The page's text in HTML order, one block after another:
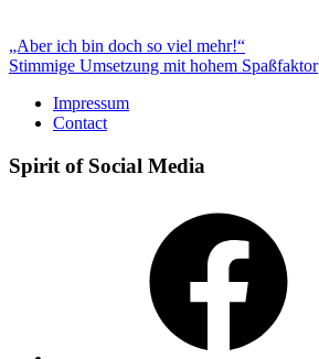
Post
navigation
„Aber ich bin doch so viel mehr!“
Stimmige Umsetzung mit hohem Spaßfaktor
Impressum
Contact
Spirit of Social Media